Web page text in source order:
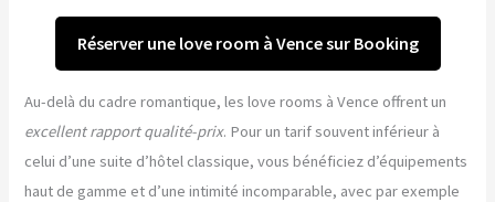
Réserver une love room à Vence sur Booking
Au-delà du cadre romantique, les love rooms à Vence offrent un
excellent rapport qualité-prix. Pour un tarif souvent inférieur à
celui d’une suite d’hôtel classique, vous bénéficiez d’équipements
haut de gamme et d’une intimité incomparable, avec par exemple